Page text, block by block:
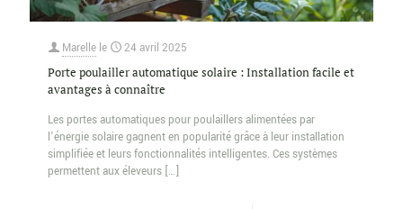
Marelle le 24 avril 2025
Porte poulailler automatique solaire : Installation facile et
avantages à connaître
Les portes automatiques pour poulaillers alimentées par
l’énergie solaire gagnent en popularité grâce à leur installation
simplifiée et leurs fonctionnalités intelligentes. Ces systèmes
permettent aux éleveurs […]